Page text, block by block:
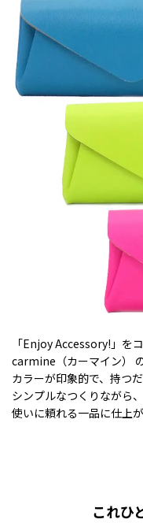
「Enjoy Accessory!」を
carmine（カーマイン）
カラーが印象的で、持つ
シンプルなつくりながら
使いに頼れる一品に仕上が
これひ